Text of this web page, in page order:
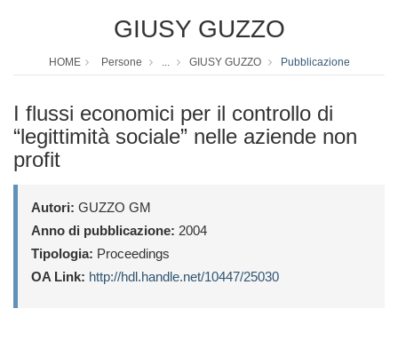
GIUSY GUZZO
HOME Persone ... GIUSY GUZZO Pubblicazione
I flussi economici per il controllo di
“legittimità sociale” nelle aziende non
profit
Autori: GUZZO GM
Anno di pubblicazione: 2004
Tipologia: Proceedings
OA Link: http://hdl.handle.net/10447/25030